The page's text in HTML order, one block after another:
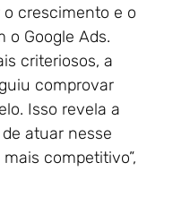
crescimento e o
o Google Ads.
criteriosos, a
comprovar
Isso revela a
atuar nesse
competitivo”,